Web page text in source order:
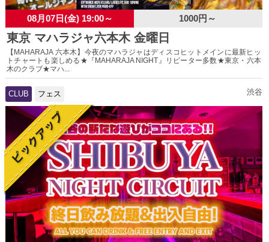
08月07日(金) 19:00～ 1000円～
東京 マハラジャ六本木 金曜日
【MAHARAJA 六本木】今夜のマハラジャはディスコヒットメインに最新ヒッ
トチャートも楽しめる★『MAHARAJA NIGHT』リピーター多数★東京・六本
木のクラブ★マハ...
CLUB フェス 渋谷